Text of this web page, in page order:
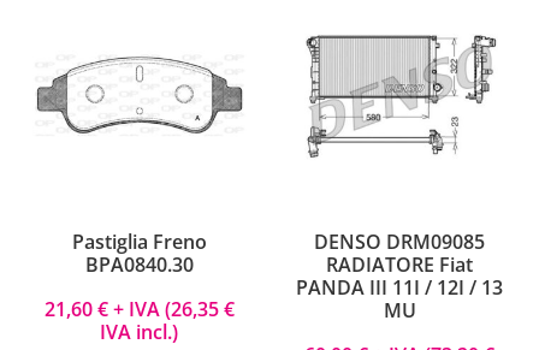
Pastiglia Freno
BPA0840.30
21,60€+ IVA (26,35€
IVA incl.)
DENSO DRM09085
RADIATORE Fiat
PANDA III 11I / 12I / 13
MU